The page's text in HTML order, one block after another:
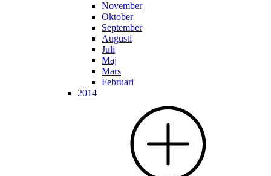
November
Oktober
September
Augusti
Juli
Maj
Mars
Februari
2014